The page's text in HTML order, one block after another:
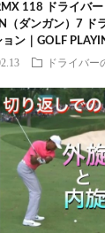
118 ドライバ
（ダンガン）7 ド
ン｜GOLF
ドライバー